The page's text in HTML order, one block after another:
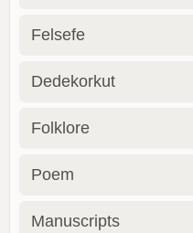
Felsefe
Dedekorkut
Folklore
Poem
Manuscripts